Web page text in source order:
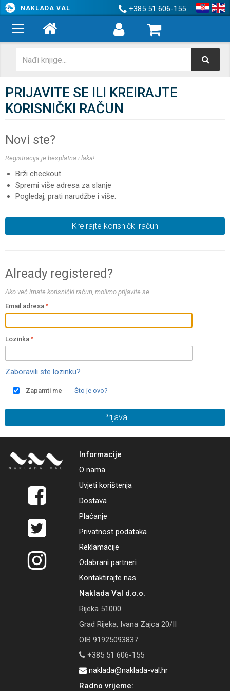
NAKLADA VAL +385 51 606-155
PRIJAVITE SE ILI KREIRAJTE
KORISNIČKI RAČUN
Novi ste?
Registracija je besplatna i laka!
Brži checkout
Spremi više adresa za slanje
Pogledaj, prati narudžbe i više.
Kreirajte korisnički račun
Already registered?
Ako već imate korisnički račun, molimo prijavite se.
Email adresa
Lozinka
Zaboravili ste lozinku?
Zapamti me Što je ovo?
Prijava
Informacije
O nama
Uvjeti korištenja
Dostava
Plaćanje
Privatnost podataka
Reklamacije
Odabrani partneri
Kontaktirajte nas
Naklada Val d.o.o.
Rijeka 51000
Grad Rijeka, Ivana Zajca 20/II
OIB 91925093837
+385 51 606-155
naklada@naklada-val.hr
Radno vrijeme: